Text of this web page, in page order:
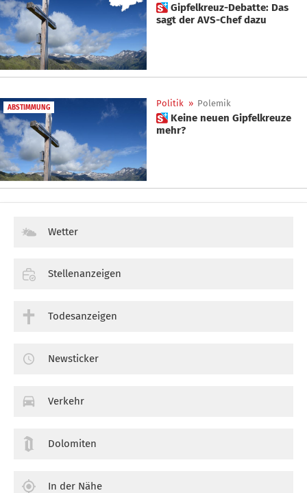
 Gipfelkreuz-Debatte: Das
sagt der AVS-Chef dazu
ABSTIMMUNG Politik » Polemik
 Keine neuen Gipfelkreuze
mehr?
Wetter
Stellenanzeigen
Todesanzeigen
Newsticker
Verkehr
Dolomiten
In der Nähe